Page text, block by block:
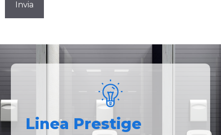
Linea Prestige